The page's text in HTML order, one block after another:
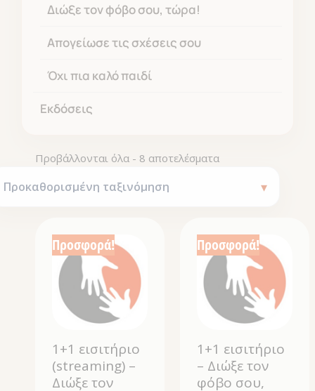
Διώξε τον φόβο σου, τώρα!
Απογείωσε τις σχέσεις σου
Όχι πια καλό παιδί
Εκδόσεις
Προβάλλονται όλα - 8 αποτελέσματα
Προσφορά!
1+1 εισιτήριο
(streaming) –
Διώξε τον
Προσφορά!
1+1 εισιτήριο
– Διώξε τον
φόβο σου,